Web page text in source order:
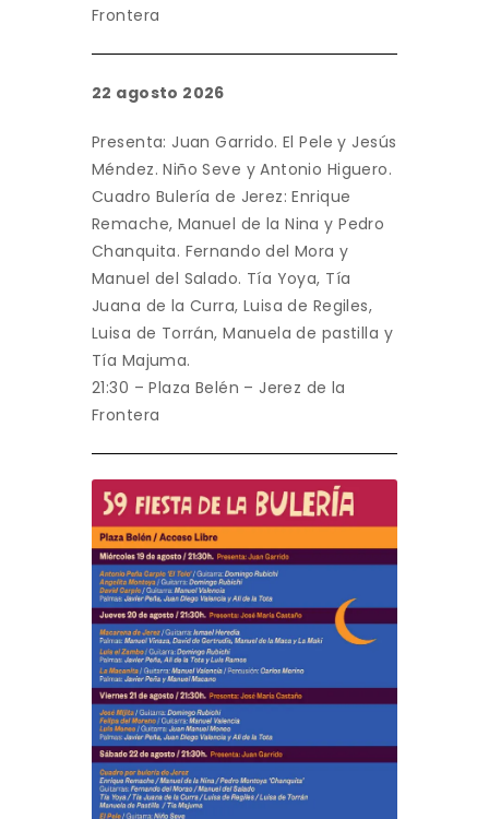
Frontera
22 agosto 2026
Presenta: Juan Garrido. El Pele y Jesús
Méndez. Niño Seve y Antonio Higuero.
Cuadro Bulería de Jerez: Enrique
Remache, Manuel de la Nina y Pedro
Chanquita. Fernando del Mora y
Manuel del Salado. Tía Yoya, Tía
Juana de la Curra, Luisa de Regiles,
Luisa de Torrán, Manuela de pastilla y
Tía Majuma.
21:30 – Plaza Belén – Jerez de la
Frontera